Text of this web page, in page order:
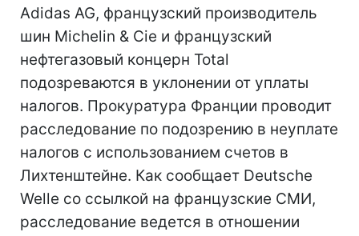
Adidas AG, французский производитель
шин Michelin & Cie и французский
нефтегазовый концерн Total
подозреваются в уклонении от уплаты
налогов. Прокуратура Франции проводит
расследование по подозрению в неуплате
налогов с использованием счетов в
Лихтенштейне. Как сообщает Deutsche
Welle со ссылкой на французские СМИ,
расследование ведется в отношении